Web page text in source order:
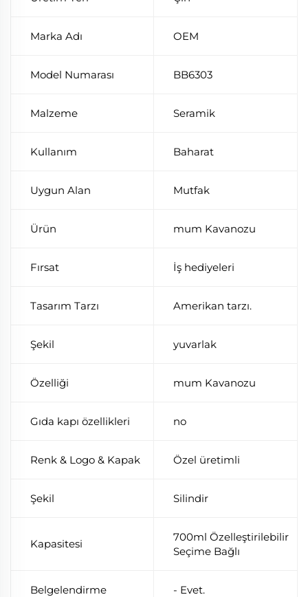
Marka Adı OEM
Model Numarası BB6303
Malzeme Seramik
Kullanım Baharat
Uygun Alan Mutfak
Ürün mum Kavanozu
Fırsat İş hediyeleri
Tasarım Tarzı Amerikan tarzı.
Şekil yuvarlak
Özelliği mum Kavanozu
Gıda kapı özellikleri no
Renk & Logo & Kapak Özel üretimli
Şekil Silindir
Kapasitesi
700ml Özelleştirilebilir
Seçime Bağlı
Belgelendirme - Evet.